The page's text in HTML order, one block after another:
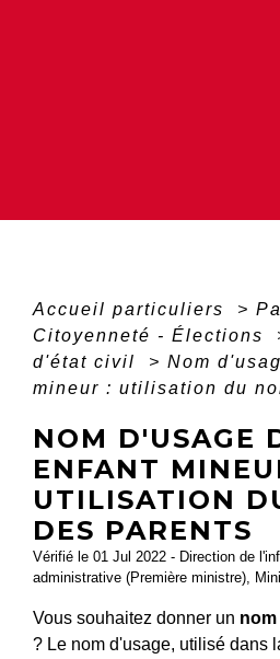
Accueil particuliers >
Citoyenneté - Élections
d'état civil
> Nom
mineur : utilisation du
NOM D'USAGE
ENFANT
UTILISATION
DES PARENTS
Vérifié le 01 Jul 2022 - Direction de
administrative (Première ministre),
Vous souhaitez donner un
? Le nom d'usage, utilisé dans